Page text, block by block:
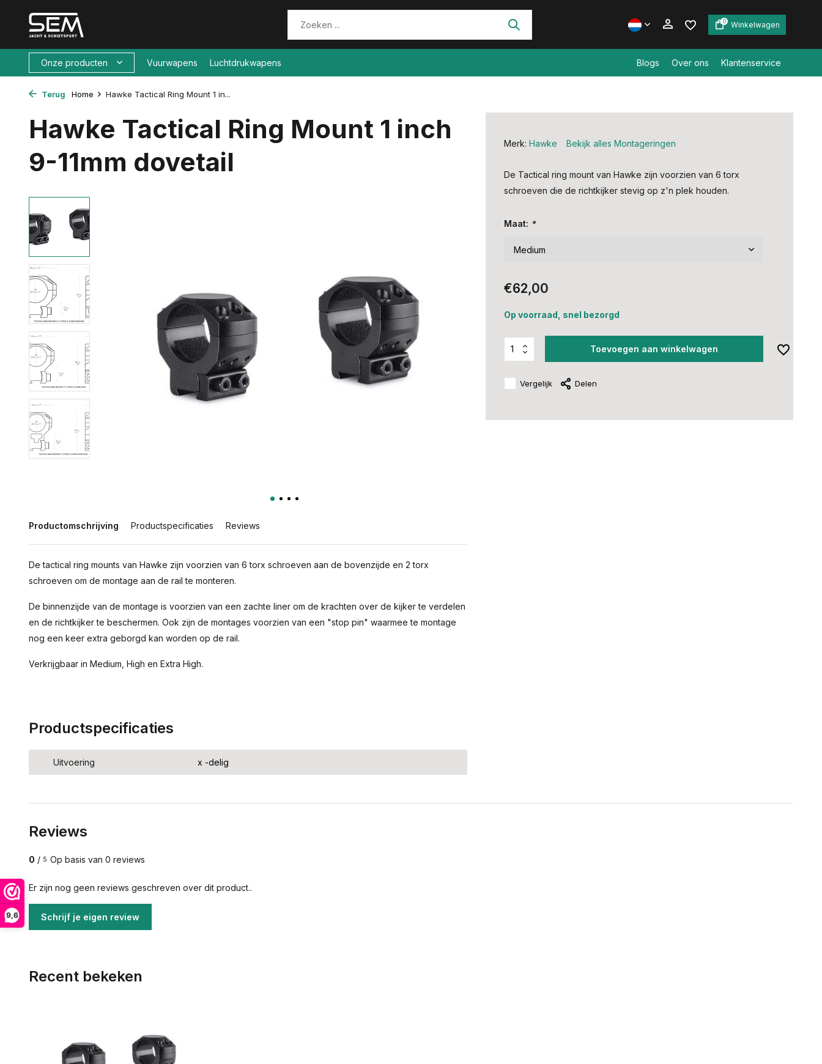
9,6
0 Winkelwagen
Onze producten Vuurwapens Luchtdrukwapens Blogs Over ons Klantenservice
Terug Home Hawke Tactical Ring Mount 1 in...
Hawke Tactical Ring Mount 1 inch
9-11mm dovetail
Productomschrijving Productspecificaties Reviews
De tactical ring mounts van Hawke zijn voorzien van 6 torx schroeven aan de bovenzijde en 2 torx
schroeven om de montage aan de rail te monteren.
De binnenzijde van de montage is voorzien van een zachte liner om de krachten over de kijker te verdelen
en de richtkijker te beschermen. Ook zijn de montages voorzien van een "stop pin" waarmee te montage
nog een keer extra geborgd kan worden op de rail.
Verkrijgbaar in Medium, High en Extra High.
Productspecificaties
Uitvoering x -delig
Merk: Hawke Bekijk alles Montageringen
De Tactical ring mount van Hawke zijn voorzien van 6 torx
schroeven die de richtkijker stevig op z'n plek houden.
Maat: *
€62,00
Op voorraad, snel bezorgd
Toevoegen aan winkelwagen
Vergelijk Delen
Reviews
0 / 5 Op basis van 0 reviews
Er zijn nog geen reviews geschreven over dit product..
Schrijf je eigen review
Recent bekeken